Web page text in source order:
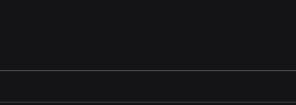
destaque em ato político